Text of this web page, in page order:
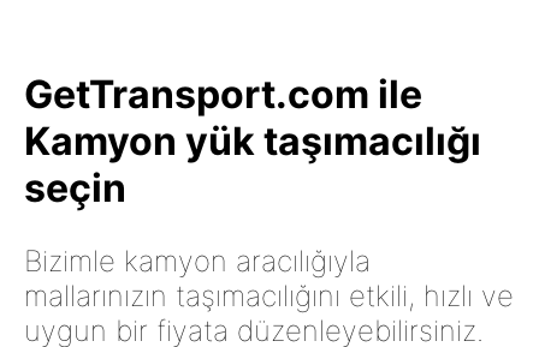
GetTransport.com ile
Kamyon yük taşımacılığı
seçin
Bizimle kamyon aracılığıyla
mallarınızın taşımacılığını etkili, hızlı ve
uygun bir fiyata düzenleyebilirsiniz.